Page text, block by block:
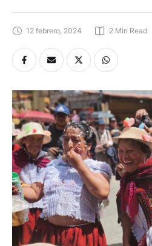
12 febrero, 2024 2 Min Read